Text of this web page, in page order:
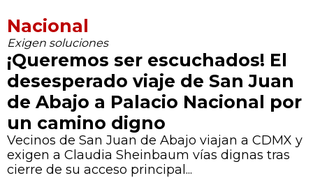
Nacional
Exigen soluciones
¡Queremos ser escuchados! El
desesperado viaje de San Juan
de Abajo a Palacio Nacional por
un camino digno
Vecinos de San Juan de Abajo viajan a CDMX y
exigen a Claudia Sheinbaum vías dignas tras
cierre de su acceso principal...